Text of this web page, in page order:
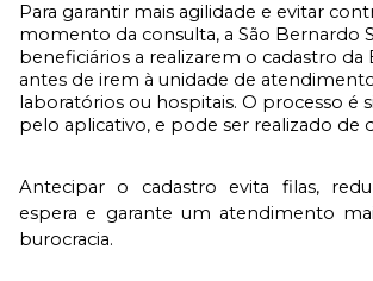
Para garantir mais agilidade e evitar
momento da consulta, a São Bernardo
beneficiários a realizarem o cadastro da
antes de irem à unidade de
laboratórios ou hospitais. O processo é
pelo aplicativo, e pode ser realizado de
Antecipar o cadastro evita filas,
espera e garante um atendimento
burocracia.